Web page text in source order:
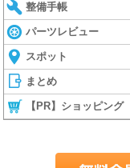
整備手帳
パーツレビュー
スポット
まとめ
【PR】ショッピング